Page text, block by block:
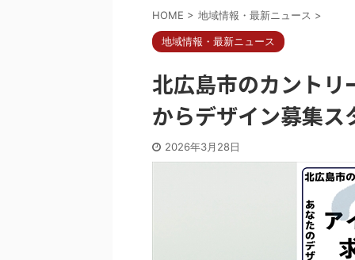
HOME > 地域情報・最新ニュース >
地域情報・最新ニュース
北広島市のカント
からデザイン募集ス
2026年3月28日